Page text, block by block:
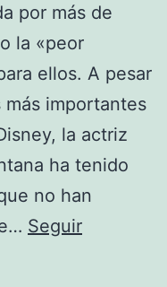
por más de
la «peor
ellos. A pesar
importantes
la actriz
ha tenido
no han
Seguir